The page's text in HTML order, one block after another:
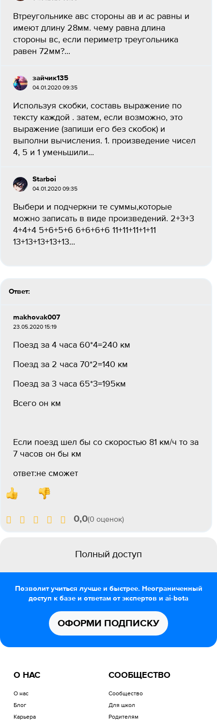
Втреугольнике авс стороны ав и ас равны и
имеют длину 28мм. чему равна длина
стороны вс, если периметр треугольника
равен 72мм?...
зайчик135
04.01.2020 09:35
Используя скобки, составь выражение по
тексту каждой . затем, если возможно, это
выражение (запиши его без скобок) и
выполни вычисления. 1. произведение чисел
4, 5 и 1 уменьшили...
Starboi
04.01.2020 09:35
Выбери и подчеркни те суммы,которые
можно записать в виде произведений. 2+3+3
4+4+4 5+6+5+6 6+6+6+6 11+11+11+1+11
13+13+13+13+13...
Ответ:
makhovak007
23.05.2020 15:19
Поезд за 4 часа 60*4=240 км
Поезд за 2 часа 70*2=140 км
Поезд за 3 часа 65*3=195км
Всего он км
Если поезд шел бы со скоростью 81 км/ч то за
7 часов он бы км
ответ:не сможет
0,0(0 оценок)
Полный доступ
Позволит учиться лучше и быстрее. Неограниченный
доступ к базе и ответам от экспертов и ai-bota
ОФОРМИ ПОДПИСКУ
О НАС
О нас
Блог
Карьера
СООБЩЕСТВО
Сообщество
Для школ
Родителям